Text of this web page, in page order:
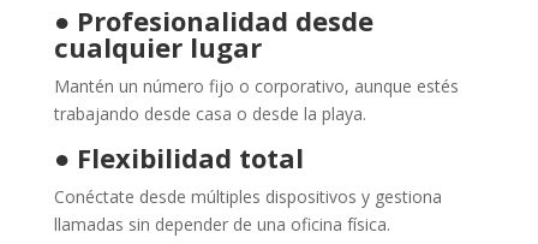
● Profesionalidad desde
cualquier lugar
Mantén un número fijo o corporativo, aunque estés
trabajando desde casa o desde la playa.
● Flexibilidad total
Conéctate desde múltiples dispositivos y gestiona
llamadas sin depender de una oficina física.